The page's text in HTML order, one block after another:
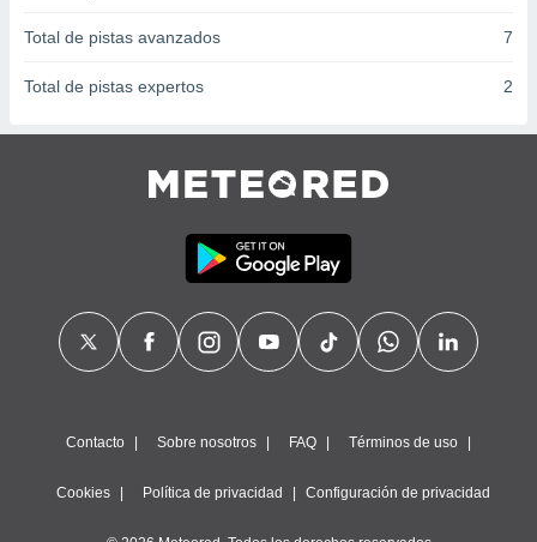
Total de pistas avanzados 7
Total de pistas expertos 2
Contacto Sobre nosotros FAQ Términos de uso
Cookies Política de privacidad Configuración de privacidad